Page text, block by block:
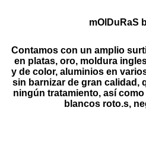
mOlDuRaS
Contamos con un amplio
en platas, oro, moldura
y de color, aluminios en
sin barnizar de gran calidad,
ningún tratamiento, así
blancos roto.s,